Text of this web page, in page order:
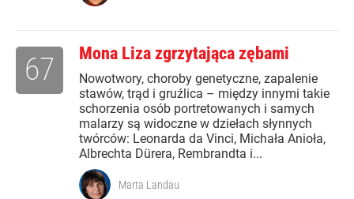
Mona Liza zgrzytająca zębami
Nowotwory, choroby genetyczne, zapalenie
stawów, trąd i gruźlica – między innymi takie
schorzenia osób portretowanych i samych
malarzy są widoczne w dziełach słynnych
twórców: Leonarda da Vinci, Michała Anioła,
Albrechta Dürera, Rembrandta i...
67
Marta Landau